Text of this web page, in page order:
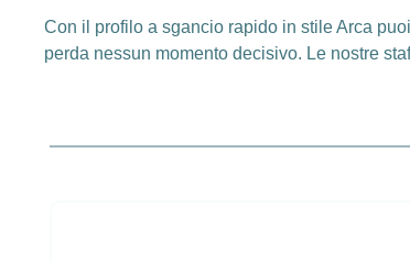
Con il profilo a sgancio rapido in stile Arca
perda nessun momento decisivo. Le nostre